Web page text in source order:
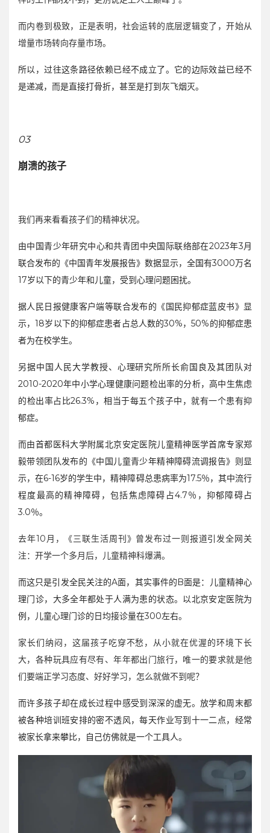
而内卷到极致，正是表明，社会运转的底层逻辑变了，开始从
增量市场转向存量市场。
所以，过往这条路径依赖已经不成立了。它的边际效益已经不
是递减，而是直接打骨折，甚至是打到灰飞烟灭。
03
崩溃的孩子
我们再来看看孩子们的精神状况。
由中国青少年研究中心和共青团中央国际联络部在2023年3月
联合发布的《中国青年发展报告》数据显示，全国有3000万名
17岁以下的青少年和儿童，受到心理问题困扰。
据人民日报健康客户端等联合发布的《国民抑郁症蓝皮书》显
示，18岁以下的抑郁症患者占总人数的30%，50%的抑郁症患
者为在校学生。
另据中国人民大学教授、心理研究所所长俞国良及其团队对
2010-2020年中小学心理健康问题检出率的分析，高中生焦虑
的检出率占比26.3%，相当于每五个孩子中，就有一个患有抑
郁症。
而由首都医科大学附属北京安定医院儿童精神医学首席专家郑
毅带领团队发布的《中国儿童青少年精神障碍流调报告》则显
示，在6-16岁的学生中，精神障碍总患病率为17.5％，其中流行
程度最高的精神障碍，包括焦虑障碍占4.7％，抑郁障碍占
3.0％。
去年10月，《三联生活周刊》曾发布过一则报道引发全网关
注：开学一个多月后，儿童精神科爆满。
而这只是引发全民关注的A面，其实事件的B面是：儿童精神心
理门诊，大多全年都处于人满为患的状态。以北京安定医院为
例，儿童心理门诊的日均接诊量在300左右。
家长们纳闷，这届孩子吃穿不愁，从小就在优渥的环境下长
大，各种玩具应有尽有、年年都出门旅行，唯一的要求就是他
们要端正学习态度、好好学习，怎么就做不到呢？
而许多孩子却在成长过程中感受到深深的虚无。放学和周末都
被各种培训班安排的密不透风，每天作业写到十一二点，经常
被家长拿来攀比，自己仿佛就是一个工具人。